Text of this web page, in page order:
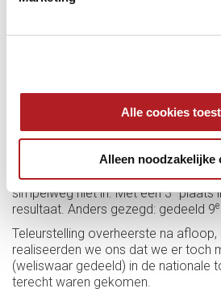
Alle cookies
Alleen noodzakelijke
Sportief kunnen we deze dag vrij
verwachtingen waren vooraf hoog
na 2019 haha), maar op de NK-dag
niet voor elkaar krijgen. Voor zowel
hetzelfde verhaal: de benodigde
simpelweg niet in. Met een 3eplaats
resultaat. Anders gezegd: gedeeld 9e
Teleurstelling overheerste na
realiseerden we ons dat we er toch
(weliswaar gedeeld) in de nationale
terecht waren gekomen.